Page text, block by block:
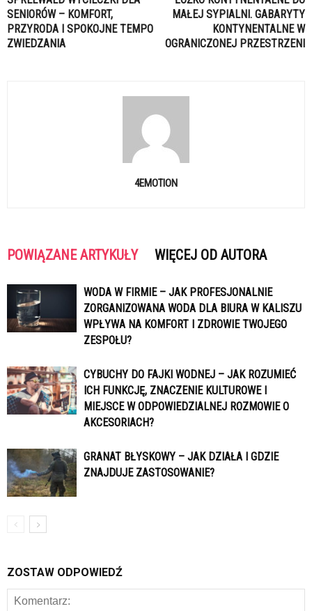
SENIORÓW – KOMFORT,
PRZYRODA I SPOKOJNE TEMPO
ZWIEDZANIA
MAŁEJ SYPIALNI. GABARYTY
KONTYNENTALNE W
OGRANICZONEJ PRZESTRZENI
4EMOTION
POWIĄZANE ARTYKUŁY WIĘCEJ OD AUTORA
WODA W FIRMIE – JAK PROFESJONALNIE
ZORGANIZOWANA WODA DLA BIURA W KALISZU
WPŁYWA NA KOMFORT I ZDROWIE TWOJEGO
ZESPOŁU?
CYBUCHY DO FAJKI WODNEJ – JAK ROZUMIEĆ
ICH FUNKCJĘ, ZNACZENIE KULTUROWE I
MIEJSCE W ODPOWIEDZIALNEJ ROZMOWIE O
AKCESORIACH?
GRANAT BŁYSKOWY – JAK DZIAŁA I GDZIE
ZNAJDUJE ZASTOSOWANIE?
ZOSTAW ODPOWIEDŹ